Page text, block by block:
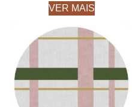
VER MAIS